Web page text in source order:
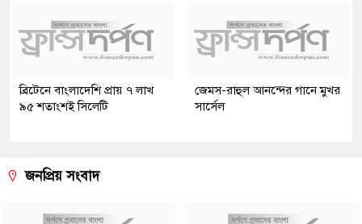
ব্রিটেনে বাংলাদেশি প্রায় ৭ লাখ
৯৫ শতাংশই সিলেটি
জেমস-রাহুল আনন্দের গানে মুখর
সার্সেল
জনপ্রিয় সংবাদ